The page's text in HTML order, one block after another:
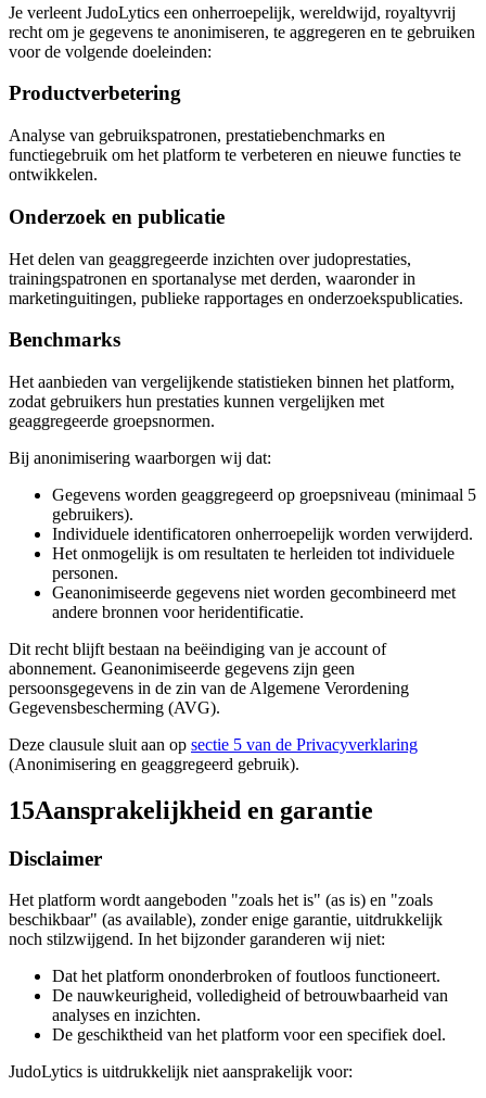
Je verleent JudoLytics een onherroepelijk, wereldwijd, royaltyvrij
recht om je gegevens te anonimiseren, te aggregeren en te gebruiken
voor de volgende doeleinden:
Productverbetering
Analyse van gebruikspatronen, prestatiebenchmarks en
functiegebruik om het platform te verbeteren en nieuwe functies te
ontwikkelen.
Onderzoek en publicatie
Het delen van geaggregeerde inzichten over judoprestaties,
trainingspatronen en sportanalyse met derden, waaronder in
marketinguitingen, publieke rapportages en onderzoekspublicaties.
Benchmarks
Het aanbieden van vergelijkende statistieken binnen het platform,
zodat gebruikers hun prestaties kunnen vergelijken met
geaggregeerde groepsnormen.
Bij anonimisering waarborgen wij dat:
Gegevens worden geaggregeerd op groepsniveau (minimaal 5
gebruikers).
Individuele identificatoren onherroepelijk worden verwijderd.
Het onmogelijk is om resultaten te herleiden tot individuele
personen.
Geanonimiseerde gegevens niet worden gecombineerd met
andere bronnen voor heridentificatie.
Dit recht blijft bestaan na beëindiging van je account of
abonnement. Geanonimiseerde gegevens zijn geen
persoonsgegevens in de zin van de Algemene Verordening
Gegevensbescherming (AVG).
Deze clausule sluit aan op sectie 5 van de Privacyverklaring
(Anonimisering en geaggregeerd gebruik).
15Aansprakelijkheid en garantie
Disclaimer
Het platform wordt aangeboden "zoals het is" (as is) en "zoals
beschikbaar" (as available), zonder enige garantie, uitdrukkelijk
noch stilzwijgend. In het bijzonder garanderen wij niet:
Dat het platform ononderbroken of foutloos functioneert.
De nauwkeurigheid, volledigheid of betrouwbaarheid van
analyses en inzichten.
De geschiktheid van het platform voor een specifiek doel.
JudoLytics is uitdrukkelijk niet aansprakelijk voor: